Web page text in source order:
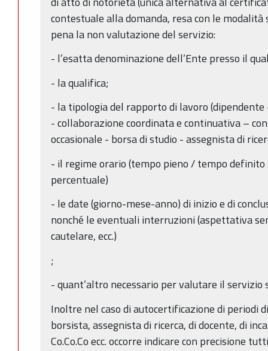
contestuale alla domanda, resa con le
pena la non valutazione del servizio:
- l’esatta denominazione dell’Ente presso il
- la qualifica;
- la tipologia del rapporto di lavoro
- collaborazione coordinata e continuativa –
occasionale - borsa di studio - assegnista di
- il regime orario (tempo pieno / tempo
percentuale)
- le date (giorno-mese-anno) di inizio e di
nonché le eventuali interruzioni (aspettativa
cautelare, ecc.)
;
- quant’altro necessario per valutare il servizio
Inoltre nel caso di autocertificazione di periodi
borsista, assegnista di ricerca, di docente, di
Co.Co.Co ecc. occorre indicare con precisione